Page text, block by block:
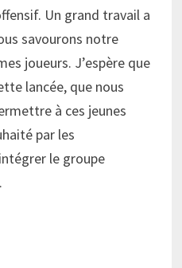
Un grand travail a
savourons notre
joueurs. J’espère que
lancée, que nous
à ces jeunes
par les
le groupe